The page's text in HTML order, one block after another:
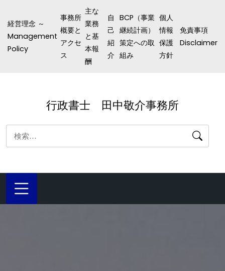
経営理念 ～
Management
Policy
事務所
概要と
アクセ
ス
主な
業務
と基
本報
酬
自
己
紹
介
BCP（事業
継続計画）
策定への取
組み
個人
情報
保護
方針
免責事項
Disclaimer
行政書士 田中敬介事務所
索: